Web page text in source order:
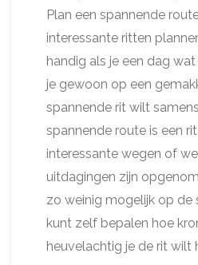
Plan een spannende
interessante ritten
handig als je een dag
je gewoon op een
spannende rit wilt
spannende route is een
interessante wegen of
uitdagingen zijn
zo weinig mogelijk op de
kunt zelf bepalen hoe
heuvelachtig je de rit wilt